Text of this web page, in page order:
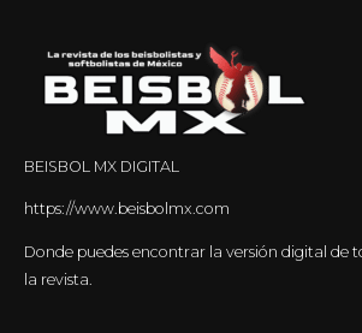
BEISBOL MX DIGITAL
https://www.beisbolmx.com
Donde puedes encontrar la versión digital de
la revista.